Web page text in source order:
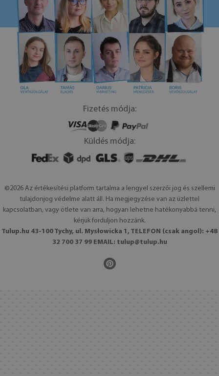
Fizetés módja:
Küldés módja:
©2026 Az értékesítési platform tartalma a lengyel szerzői jog és szellemi
tulajdonjog védelme alatt áll. Ha megjegyzése van az üzlettel
kapcsolatban, vagy ötlete van arra, hogyan lehetne hatékonyabbá tenni,
kérjük forduljon hozzánk.
Tulup.hu 43-100 Tychy, ul. Mysłowicka 1, TELEFON (csak angol): +48
32 700 37 99 EMAIL: tulup@tulup.hu